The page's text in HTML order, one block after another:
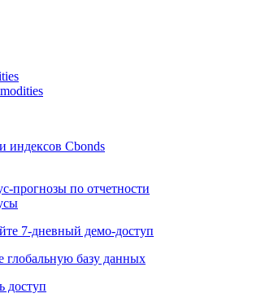
индексов Cbonds
прогнозы по отчетности
7-дневный демо-доступ
глобальную базу данных
доступ